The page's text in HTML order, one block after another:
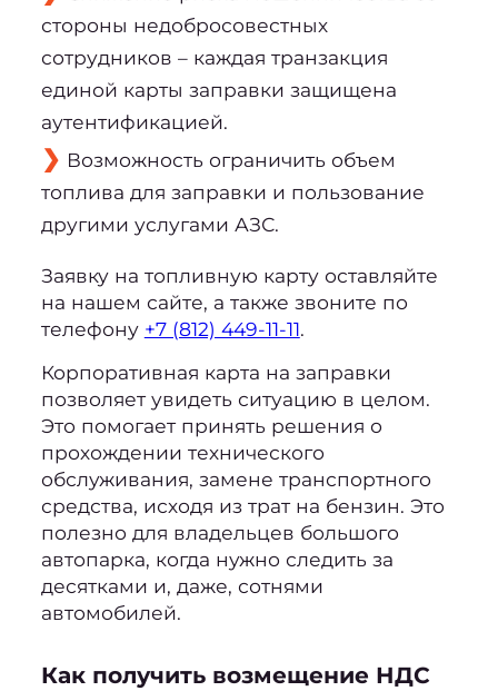
стороны недобросовестных
сотрудников – каждая транзакция
единой карты заправки защищена
аутентификацией.
Возможность ограничить объем
топлива для заправки и пользование
другими услугами АЗС.
Заявку на топливную карту оставляйте
на нашем сайте, а также звоните по
телефону +7 (812) 449-11-11.
Корпоративная карта на заправки
позволяет увидеть ситуацию в целом.
Это помогает принять решения о
прохождении технического
обслуживания, замене транспортного
средства, исходя из трат на бензин. Это
полезно для владельцев большого
автопарка, когда нужно следить за
десятками и, даже, сотнями
автомобилей.
Как получить возмещение НДС